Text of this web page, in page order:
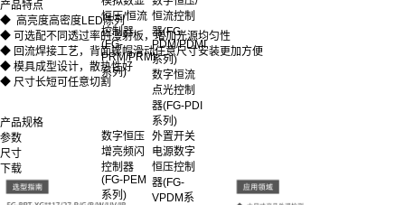
恒压/恒流
控制器
(FG-
PRM/PRMI
系列)
恒流控制
器(FG-
PDM/PDMI
系列)
数字恒流
点光控制
器(FG-PDI
系列)
数字恒压
增亮频闪
控制器
(FG-PEM
系列)
外置开关
电源数字
恒压控制
器(FG-
VPDM系
产品特点
◆ 高亮度高密度LED陈列
◆ 可选配不同透过率的漫射板，增加光源均匀性
◆ 回流焊接工艺，背面螺帽滑动任意尺寸安装更加方便
◆ 模具成型设计，散热性好
◆ 尺寸长短可任意切割
产品规格
参数
尺寸
下载